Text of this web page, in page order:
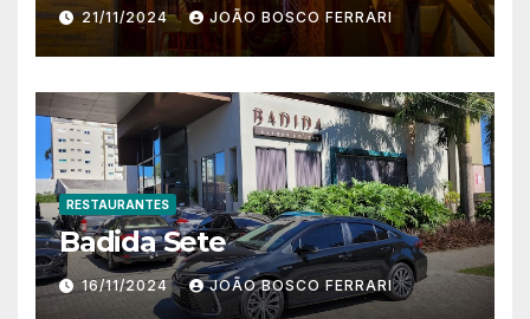
21/11/2024 JOÃO BOSCO FERRARI
RESTAURANTES
Badida Sete
16/11/2024 JOÃO BOSCO FERRARI